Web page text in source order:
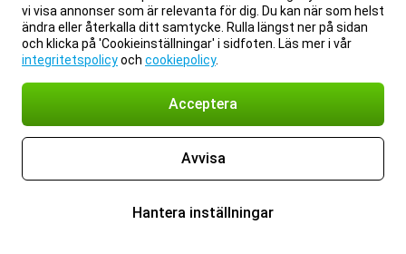
vi visa annonser som är relevanta för dig. Du kan när som helst
ändra eller återkalla ditt samtycke. Rulla längst ner på sidan
och klicka på 'Cookieinställningar' i sidfoten. Läs mer i vår
integritetspolicyoch cookiepolicy.
Acceptera
Avvisa
Hantera inställningar